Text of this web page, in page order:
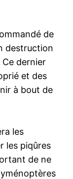
de
destruction
dernier
et des
à bout de
les
les piqûres
de ne